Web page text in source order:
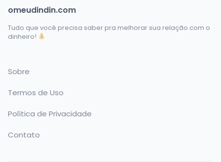
omeudindin.com
Tudo que você precisa saber pra melhorar sua relação com o
dinheiro!
Sobre
Termos de Uso
Política de Privacidade
Contato